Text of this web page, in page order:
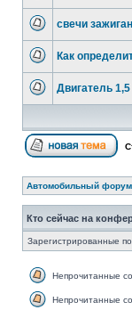
свечи
Как
Двигатель 1,5
Автомобильный форум
Кто сейчас на
Зарегистрированные
Непрочитанные
Непрочитанные